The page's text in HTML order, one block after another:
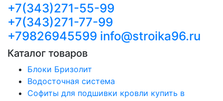
+7(343)271-55-99
+7(343)271-77-99
+79826945599 info@stroika96.ru
Каталог товаров
Блоки Бризолит
Водосточная система
Софиты для подшивки кровли купить в